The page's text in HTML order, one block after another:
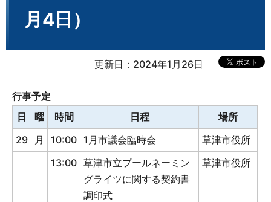
月4日）
更新日：2024年1月26日
行事予定
日
曜 時間 日程
場所
29
月 10:00 1月市議会臨時会
草津市役所
13:00 草津市立プールネーミン
グライツに関する契約書
調印式
草津市役所